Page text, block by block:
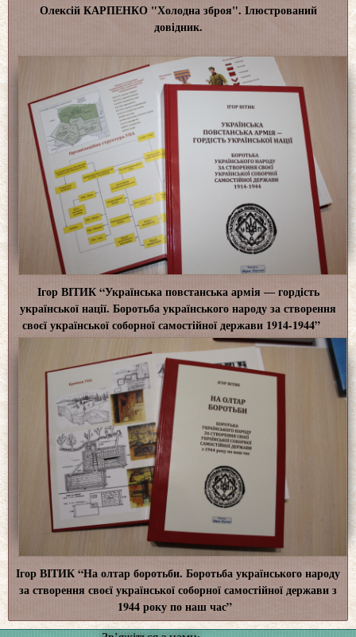
Олексій КАРПЕНКО "Холодна зброя". Ілюстрований
довідник.
Ігор ВІТИК “Українська повстанська армія ― гордість
української нації. Боротьба українського народу за створення
своєї української соборної самостійної держави 1914-1944”
Ігор ВІТИК “На олтар боротьби. Боротьба українського народу
за створення своєї української соборної самостійної держави з
1944 року по наш час”